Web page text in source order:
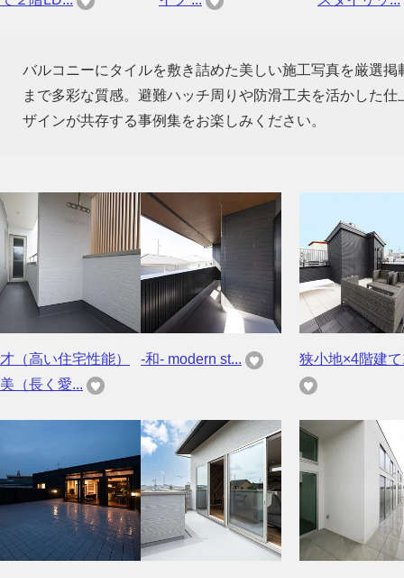
バルコニーにタイルを敷き詰めた美しい施工写真を厳選
まで多彩な質感。避難ハッチ周りや防滑工夫を活かした
ザインが共存する事例集をお楽しみください。
才（高い住宅性能）
美（長く愛...
-和- modern st... 狭小地×4階建